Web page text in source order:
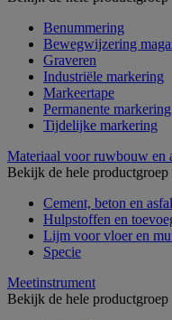
Benummering
Bewegwijzering
Graveren
Industriële markering
Markeertape
Permanente markering
Tijdelijke markering
Materiaal voor ruwbouw en
Bekijk de hele productgroep
Cement, beton en
Hulpstoffen en
Lijm voor vloer en
Specie
Meetinstrument
Bekijk de hele productgroep